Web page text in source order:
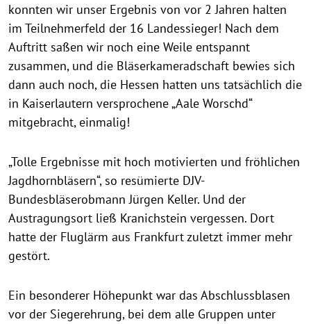
konnten wir unser Ergebnis von vor 2 Jahren halten
im Teilnehmerfeld der 16 Landessieger! Nach dem
Auftritt saßen wir noch eine Weile entspannt
zusammen, und die Bläserkameradschaft bewies sich
dann auch noch, die Hessen hatten uns tatsächlich die
in Kaiserlautern versprochene „Aale Worschd“
mitgebracht, einmalig!
„Tolle Ergebnisse mit hoch motivierten und fröhlichen
Jagdhornbläsern“, so resümierte DJV-
Bundesbläserobmann Jürgen Keller. Und der
Austragungsort ließ Kranichstein vergessen. Dort
hatte der Fluglärm aus Frankfurt zuletzt immer mehr
gestört.
Ein besonderer Höhepunkt war das Abschlussblasen
vor der Siegerehrung, bei dem alle Gruppen unter